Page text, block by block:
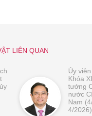
LIÊN QUAN
Ủy
Khóa
tướng
nước
Nam
4/2026)